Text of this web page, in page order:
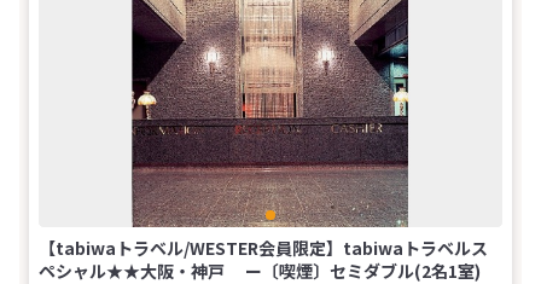
【tabiwaトラベル/WESTER会員限定】tabiwaトラベルス
ペシャル★★大阪・神戸 ー〔喫煙〕セミダブル(2名1室)